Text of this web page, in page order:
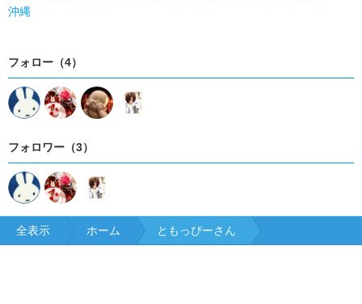
沖縄
フォロー（4）
フォロワー（3）
全表示 ホーム ともっぴーさん